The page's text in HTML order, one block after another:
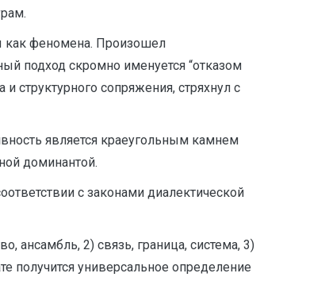
как феномена. Произошел
подход скромно именуется “отказом
структурного сопряжения, стряхнул с
является краеугольным камнем
доминантой.
с законами диалектической
2) связь, граница, система, 3)
получится универсальное определение